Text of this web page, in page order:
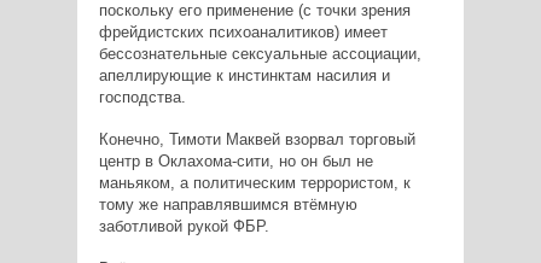
поскольку его применение (с точки зрения
фрейдистских психоаналитиков) имеет
бессознательные сексуальные ассоциации,
апеллирующие к инстинктам насилия и
господства.
Конечно, Тимоти Маквей взорвал торговый
центр в Оклахома-сити, но он был не
маньяком, а политическим террористом, к
тому же направлявшимся втёмную
заботливой рукой ФБР.